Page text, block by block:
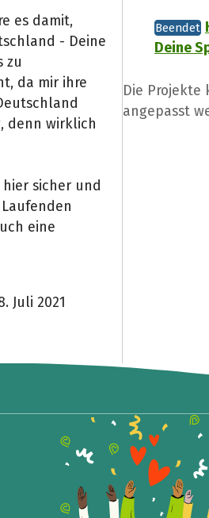
es damit,
- Deine
zu
da mir ihre
denn wirklich
sicher und
eine
Juli 2021
Beendet
Deine
Die Projekte
angepasst
die Spendenaktion
mit noch mehr Spenden zu